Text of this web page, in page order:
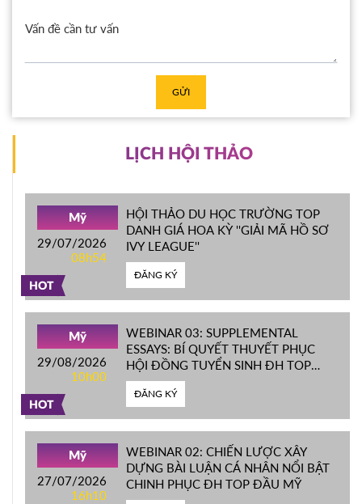
GỬI
LỊCH HỘI THẢO
HOT
Mỹ
29/07/2026
08h54
HỘI THẢO DU HỌC TRƯỜNG TOP
DANH GIÁ HOA KỲ ''GIẢI MÃ HỒ SƠ
IVY LEAGUE''
ĐĂNG KÝ
HOT
Mỹ
29/08/2026
10h00
WEBINAR 03: SUPPLEMENTAL
ESSAYS: BÍ QUYẾT THUYẾT PHỤC
HỘI ĐỒNG TUYỂN SINH ĐH TOP
ĐẦU MỸ
ĐĂNG KÝ
Mỹ
27/07/2026
16h10
WEBINAR 02: CHIẾN LƯỢC XÂY
DỰNG BÀI LUẬN CÁ NHÂN NỔI BẬT
CHINH PHỤC ĐH TOP ĐẦU MỸ